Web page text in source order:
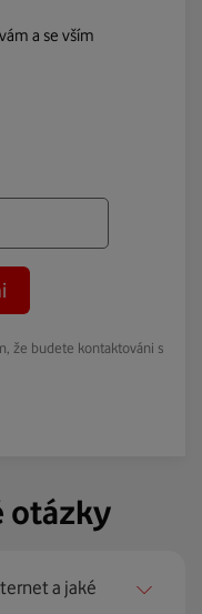
a se vším
že budete kontaktováni s
otázky
a jaké